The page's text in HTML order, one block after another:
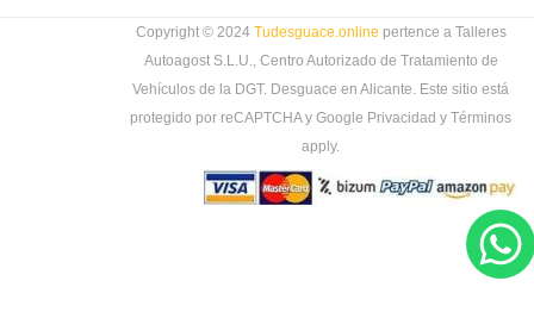
Copyright © 2024 Tudesguace.online pertence a Talleres
Autoagost S.L.U., Centro Autorizado de Tratamiento de
Vehículos de la DGT. Desguace en Alicante. Este sitio está
protegido por reCAPTCHA y Google Privacidad y Términos
apply.